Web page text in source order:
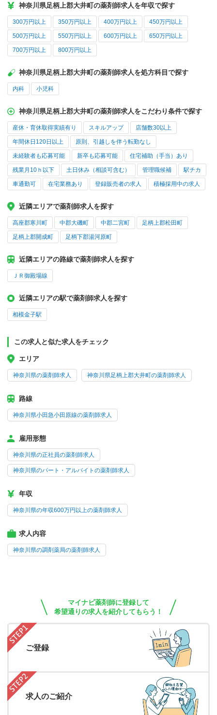
神奈川県足柄上郡大井町の薬剤師求人を年収で探す
300万円以上 350万円以上 400万円以上 450万円以上
500万円以上 550万円以上 600万円以上 650万円以上
700万円以上 800万円以上
神奈川県足柄上郡大井町の薬剤師求人を処方科目で探す
内科 小児科
神奈川県足柄上郡大井町の薬剤師求人をこだわり条件で探す
産休・育休取得実績有り スキルアップ 店舗数30以上
年間休日120日以上 原則、引越しを伴う転勤なし
未経験者も応募可能 新卒も応募可能 住宅補助（手当）あり
残業月10ｈ以下 土日休み（相談可含む） 管理職候補 駅チカ
車通勤可 在宅業務あり 登録販売者の求人 積極採用中の求人
近隣エリアで薬剤師求人を探す
高座郡寒川町 中郡大磯町 中郡二宮町 足柄上郡松田町
足柄上郡開成町 足柄下郡湯河原町
近隣エリアの路線で薬剤師求人を探す
ＪＲ御殿場線
近隣エリアの駅で薬剤師求人を探す
相模金子駅
この求人と似た求人をチェック
エリア
神奈川県の薬剤師求人 神奈川県足柄上郡大井町の薬剤師求人
路線
神奈川県小田急小田原線の薬剤師求人
雇用形態
神奈川県の正社員の薬剤師求人
神奈川県のパート・アルバイトの薬剤師求人
年収
神奈川県の年収600万円以上の薬剤師求人
求人内容
神奈川県の調剤薬局の薬剤師求人
マイナビ薬剤師に登録して
希望通りの求人を紹介してもらう！
ご登録
求人のご紹介